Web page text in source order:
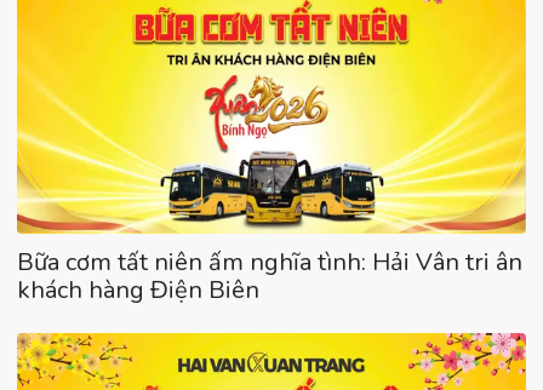
Bữa cơm tất niên ấm nghĩa tình: Hải Vân tri ân
khách hàng Điện Biên